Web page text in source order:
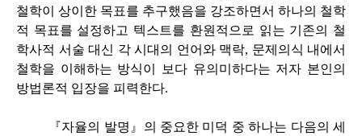
철학이 상이한 목표를 추구했음을 강조하면서 하나의 철학
적 목표를 설정하고 텍스트를 환원적으로 읽는 기존의 철
학사적 서술 대신 각 시대의 언어와 맥락, 문제의식 내에서
철학을 이해하는 방식이 보다 유의미하다는 저자 본인의
방법론적 입장을 피력한다.
『자율의 발명』의 중요한 미덕 중 하나는 다음의 세